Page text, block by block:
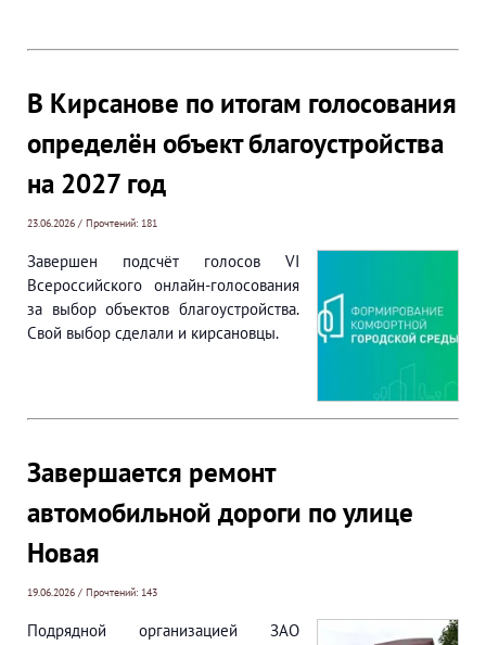
В Кирсанове по итогам голосования
определён объект благоустройства
на 2027 год
23.06.2026 / Прочтений: 181
Завершен подсчёт голосов VI
Всероссийского онлайн-голосования
за выбор объектов благоустройства.
Свой выбор сделали и кирсановцы.
Завершается ремонт
автомобильной дороги по улице
Новая
19.06.2026 / Прочтений: 143
Подрядной организацией ЗАО